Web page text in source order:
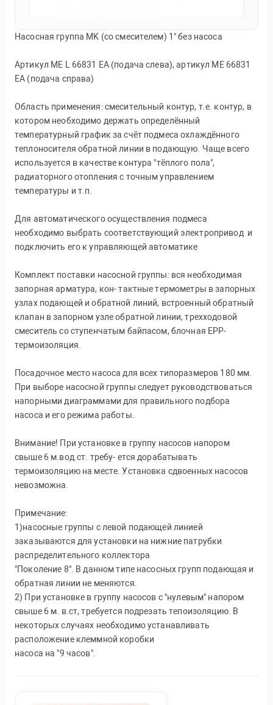
Насосная группа MK (со смесителем) 1" без насоса
Артикул ME L 66831 EA (подача слева), артикул ME 66831
EA (подача справа)
Область применения: смесительный контур, т.е. контур, в
котором необходимо держать определённый
температурный график за счёт подмеса охлаждённого
теплоносителя обратной линии в подающую. Чаще всего
используется в качестве контура "тёплого пола",
радиаторного отопления с точным управлением
температуры и т.п.
Для автоматического осуществления подмеса
необходимо выбрать соответствующий электропривод и
подключить его к управляющей автоматике
Комплект поставки насосной группы: вся необходимая
запорная арматура, кон- тактные термометры в запорных
узлах подающей и обратной линий, встроенный обратный
клапан в запорном узле обратной линии, трехходовой
смеситель со ступенчатым байпасом, блочная EPP-
термоизоляция.
Посадочное место насоса для всех типоразмеров 180 мм.
При выборе насосной группы следует руководствоваться
напорными диаграммами для правильного подбора
насоса и его режима работы.
Внимание! При установке в группу насосов напором
свыше 6 м.вод.ст. требу- ется дорабатывать
термоизоляцию на месте. Установка сдвоенных насосов
невозможна.
Примечание:
1)насосные группы с левой подающей линией
заказываются для установки на нижние патрубки
распределительного коллектора
"Поколение 8". В данном типе насосных групп подающая и
обратная линии не меняются.
2) При установке в группу насосов с "нулевым" напором
свыше 6 м. в.ст, требуется подрезать тепоизоляцию. В
некоторых случаях необходимо устанавливать
расположение клеммной коробки
насоса на "9 часов".